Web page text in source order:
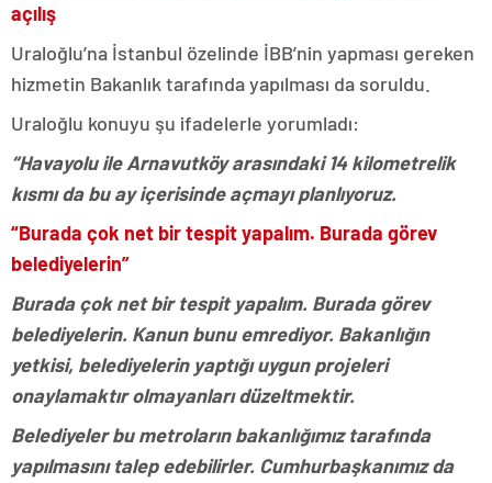
açılış
Uraloğlu’na İstanbul özelinde İBB’nin yapması gereken
hizmetin Bakanlık tarafında yapılması da soruldu.
Uraloğlu konuyu şu ifadelerle yorumladı:
“Havayolu ile Arnavutköy arasındaki 14 kilometrelik
kısmı da bu ay içerisinde açmayı planlıyoruz.
“Burada çok net bir tespit yapalım. Burada görev
belediyelerin”
Burada çok net bir tespit yapalım. Burada görev
belediyelerin. Kanun bunu emrediyor. Bakanlığın
yetkisi, belediyelerin yaptığı uygun projeleri
onaylamaktır olmayanları düzeltmektir.
Belediyeler bu metroların bakanlığımız tarafında
yapılmasını talep edebilirler. Cumhurbaşkanımız da